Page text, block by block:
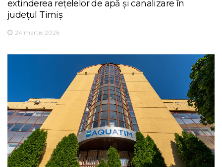
extinderea rețelelor de apă și canalizare în
județul Timiș
24 martie 2026